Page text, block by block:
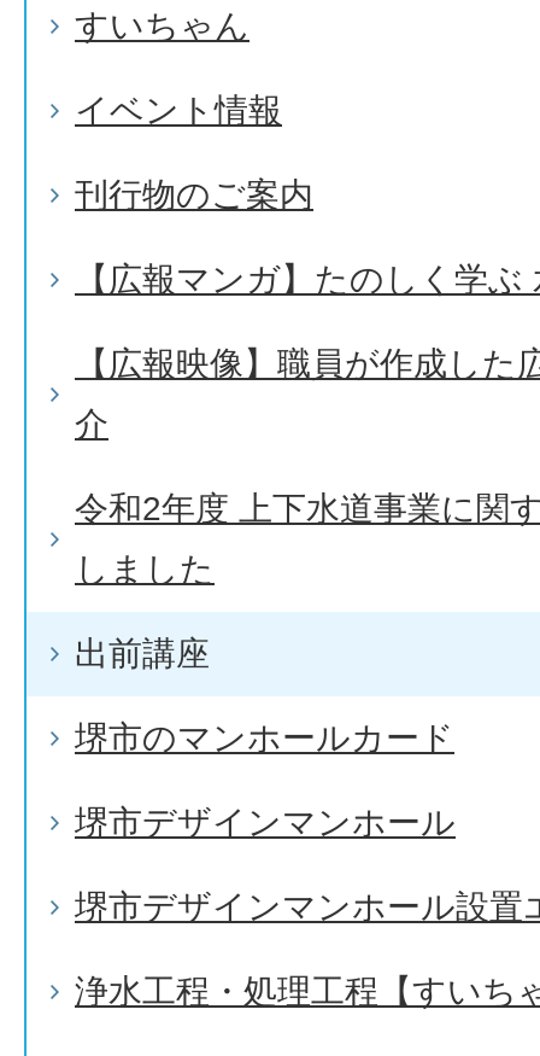
すいちゃん
イベント情報
刊行物のご案内
【広報マンガ】たのしく学ぶ
【広報映像】職員が作成し
介
令和2年度 上下水道事業に関
しました
出前講座
堺市のマンホールカード
堺市デザインマンホール
堺市デザインマンホール設置
浄水工程・処理工程【すいち